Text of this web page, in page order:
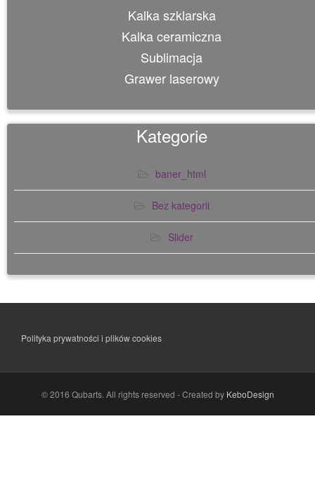
Kalka szklarska
Kalka ceramiczna
Sublimacja
Grawer laserowy
Kategorie
baner_html
Bez kategorii
Slider
Polityka prywatności i plików cookies
© 2016 Qubarts. All rights reserved - Created by KeboDesign